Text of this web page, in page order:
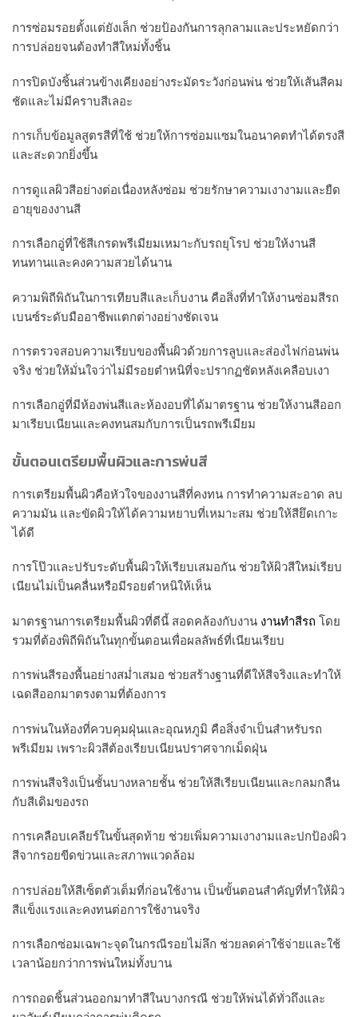
การซ่อมรอยตั้งแต่ยังเล็ก ช่วยป้องกันการลุกลามและประหยัดกว่า
การปล่อยจนต้องทำสีใหม่ทั้งชิ้น
การปิดบังชิ้นส่วนข้างเคียงอย่างระมัดระวังก่อนพ่น ช่วยให้เส้นสีคม
ชัดและไม่มีคราบสีเลอะ
การเก็บข้อมูลสูตรสีที่ใช้ ช่วยให้การซ่อมแซมในอนาคตทำได้ตรงสี
และสะดวกยิ่งขึ้น
การดูแลผิวสีอย่างต่อเนื่องหลังซ่อม ช่วยรักษาความเงางามและยืด
อายุของงานสี
การเลือกอู่ที่ใช้สีเกรดพรีเมียมเหมาะกับรถยุโรป ช่วยให้งานสี
ทนทานและคงความสวยได้นาน
ความพิถีพิถันในการเทียบสีและเก็บงาน คือสิ่งที่ทำให้งานซ่อมสีรถ
เบนซ์ระดับมืออาชีพแตกต่างอย่างชัดเจน
การตรวจสอบความเรียบของพื้นผิวด้วยการลูบและส่องไฟก่อนพ่น
จริง ช่วยให้มั่นใจว่าไม่มีรอยตำหนิที่จะปรากฏชัดหลังเคลือบเงา
การเลือกอู่ที่มีห้องพ่นสีและห้องอบที่ได้มาตรฐาน ช่วยให้งานสีออก
มาเรียบเนียนและคงทนสมกับการเป็นรถพรีเมียม
ขั้นตอนเตรียมพื้นผิวและการพ่นสี
การเตรียมพื้นผิวคือหัวใจของงานสีที่คงทน การทำความสะอาด ลบ
ความมัน และขัดผิวให้ได้ความหยาบที่เหมาะสม ช่วยให้สียึดเกาะ
ได้ดี
การโป๊วและปรับระดับพื้นผิวให้เรียบเสมอกัน ช่วยให้ผิวสีใหม่เรียบ
เนียนไม่เป็นคลื่นหรือมีรอยตำหนิให้เห็น
มาตรฐานการเตรียมพื้นผิวที่ดีนี้ สอดคล้องกับงาน งานทำสีรถ โดย
รวมที่ต้องพิถีพิถันในทุกขั้นตอนเพื่อผลลัพธ์ที่เนียนเรียบ
การพ่นสีรองพื้นอย่างสม่ำเสมอ ช่วยสร้างฐานที่ดีให้สีจริงและทำให้
เฉดสีออกมาตรงตามที่ต้องการ
การพ่นในห้องที่ควบคุมฝุ่นและอุณหภูมิ คือสิ่งจำเป็นสำหรับรถ
พรีเมียม เพราะผิวสีต้องเรียบเนียนปราศจากเม็ดฝุ่น
การพ่นสีจริงเป็นชั้นบางหลายชั้น ช่วยให้สีเรียบเนียนและกลมกลืน
กับสีเดิมของรถ
การเคลือบเคลียร์ในขั้นสุดท้าย ช่วยเพิ่มความเงางามและปกป้องผิว
สีจากรอยขีดข่วนและสภาพแวดล้อม
การปล่อยให้สีเซ็ตตัวเต็มที่ก่อนใช้งาน เป็นขั้นตอนสำคัญที่ทำให้ผิว
สีแข็งแรงและคงทนต่อการใช้งานจริง
การเลือกซ่อมเฉพาะจุดในกรณีรอยไม่ลึก ช่วยลดค่าใช้จ่ายและใช้
เวลาน้อยกว่าการพ่นใหม่ทั้งบาน
การถอดชิ้นส่วนออกมาทำสีในบางกรณี ช่วยให้พ่นได้ทั่วถึงและ